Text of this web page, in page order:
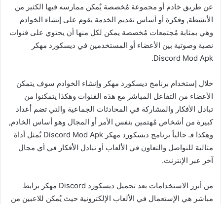
عن طريق خادم أو مجموعة مٌخصصة يٌمكن ممارسه فيها الكثير من
الأنشطة, وفكرة أو أساس تقديم الخدمة يقوم على إنشاء الخوادم
وهي بمثابة مُجتمعات مُخصصة يمكن لكل منها أن يحتوي على قنوات
نصية وصوتية بين الأعضاء أو المستخدمين في ديسكورد مهكر
Discord Mod Apk.
خلال إستخدام برنامج ديسكورد مهكر وإنشاء الخوادم سوف يتمكن
الأعضاء من التفاعل المباشر مع هذه القنوات وهكذا يتمكنوا من
تبادل الأفكار والمشاركة في المحادثات الجماعية والتي تضم أعداد
كبيرة من أشخاص مٌهتمين بنفس الأمر أو المجال وهو أساس الخادم,
وهكذا فـ حالياً برنامج ديسكورد مهكر Discord Mod Apk يٌمثل أداة
مثالية للتواصل والتعاون في الألعاب أو تبادل الأفكار في أي مجال
آخر عبر الإنترنت.
من أبرز الاستخدامات بعد تحميل ديسكورد Discord مهكر برابط
مباشر هي الإستعمال في الألعاب الإلكترونية حيث يُمكن للاعبين من